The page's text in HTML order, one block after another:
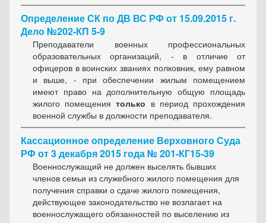
Определение СК по ДВ ВС РФ от 15.09.2015 г.
Дело №202-КП 5-9
Преподава­тели военных профессиональных
образовательных организаций, - в отличие от
офицеров в воинских званиях полковник, ему равном
и выше, - при обес­печении жилым помещением
имеют право на дополнительную общую пло­щадь
жилого помещениятолько в период прохождения
военной службы в должности преподавателя.
Кассационное определение Верховного Суда
РФ от 3 декабря 2015 года № 201-КГ15-39
Военнослужащий не должен выселять бывших
членов семьи из служебного жилого помещения для
получения справки о сдаче жилого помещения,
действующее законодательство не возлагает на
военнослужащего обязанностей по выселению из